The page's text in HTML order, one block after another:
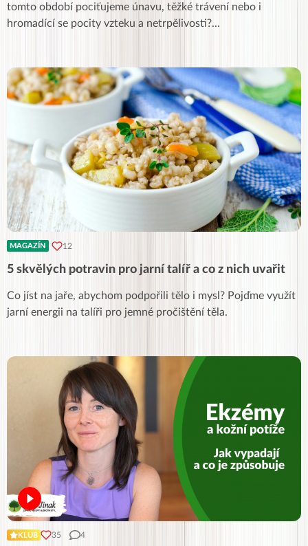
tomto období pociťujeme únavu, těžké trávení nebo i
hromadící se pocity vzteku a netrpělivosti?...
MAGAZÍN 12
5 skvělých potravin pro jarní talíř a co z nich uvařit
Co jíst na jaře, abychom podpořili tělo i mysl? Pojďme využít
jarní energii na talíři pro jemné pročištění těla.
KLUB 35 4